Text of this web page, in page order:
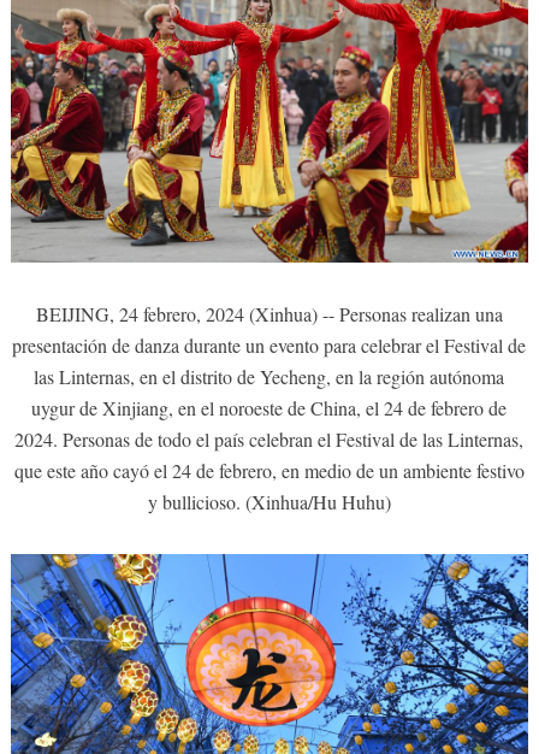
BEIJING, 24 febrero, 2024 (Xinhua) -- Personas realizan una
presentación de danza durante un evento para celebrar el Festival de
las Linternas, en el distrito de Yecheng, en la región autónoma
uygur de Xinjiang, en el noroeste de China, el 24 de febrero de
2024. Personas de todo el país celebran el Festival de las Linternas,
que este año cayó el 24 de febrero, en medio de un ambiente festivo
y bullicioso. (Xinhua/Hu Huhu)